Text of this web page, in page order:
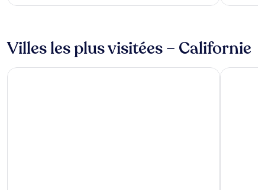
Villes les plus visitées – Californie
San Diego South